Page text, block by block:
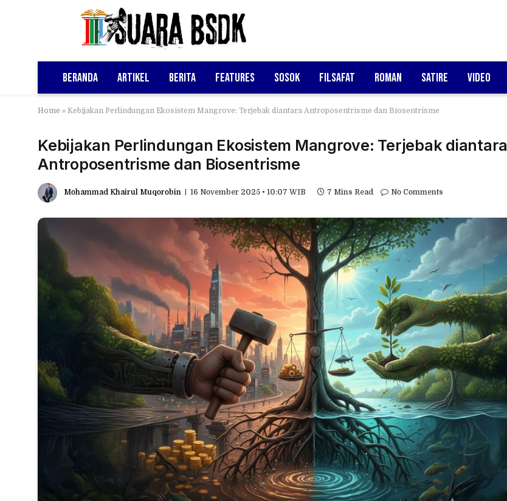
Beranda Artikel Berita Features Sosok Filsafat Roman Satire Video
Home » Kebijakan Perlindungan Ekosistem Mangrove: Terjebak diantara Antroposentrisme dan Biosentrisme
Kebijakan Perlindungan Ekosistem Mangrove: Terjebak diantara
Antroposentrisme dan Biosentrisme
Mohammad Khairul Muqorobin 16 November 2025 • 10:07 WIB 7 Mins Read No Comments